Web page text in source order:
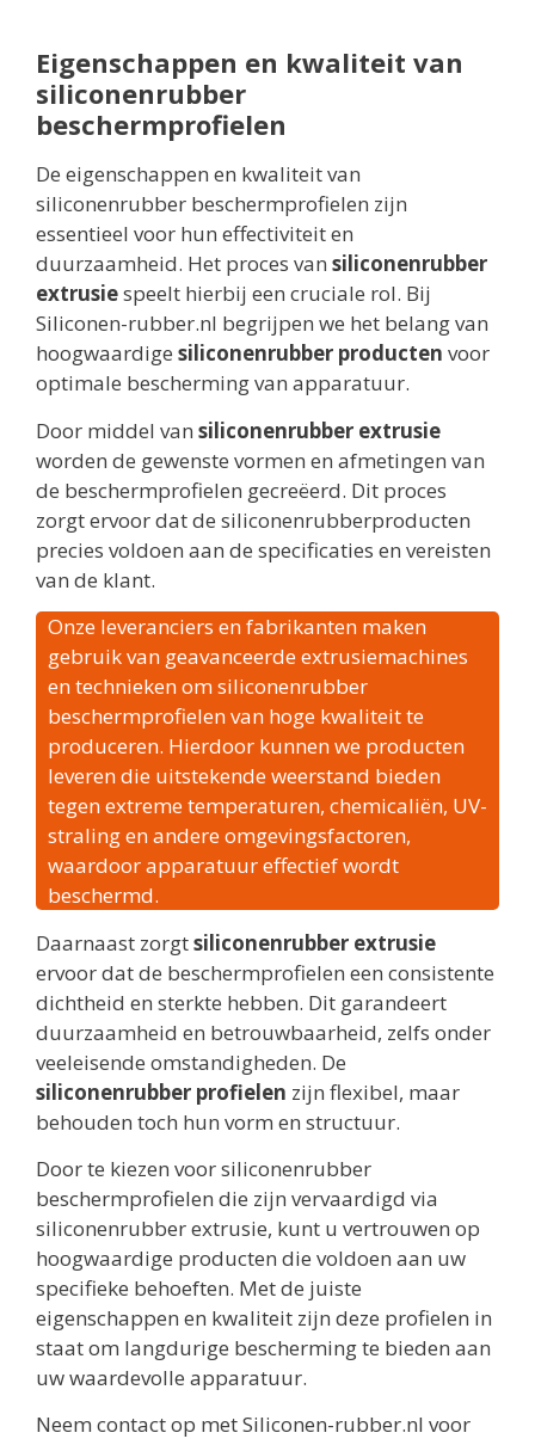
Eigenschappen en kwaliteit van
siliconenrubber
beschermprofielen
De eigenschappen en kwaliteit van
siliconenrubber beschermprofielen zijn
essentieel voor hun effectiviteit en
duurzaamheid. Het proces van siliconenrubber
extrusiespeelt hierbij een cruciale rol. Bij
Siliconen-rubber.nl begrijpen we het belang van
hoogwaardige siliconenrubber producten voor
optimale bescherming van apparatuur.
Door middel van siliconenrubber extrusie
worden de gewenste vormen en afmetingen van
de beschermprofielen gecreëerd. Dit proces
zorgt ervoor dat de siliconenrubberproducten
precies voldoen aan de specificaties en vereisten
van de klant.
Onze leveranciers en fabrikanten maken
gebruik van geavanceerde extrusiemachines
en technieken om siliconenrubber
beschermprofielen van hoge kwaliteit te
produceren. Hierdoor kunnen we producten
leveren die uitstekende weerstand bieden
tegen extreme temperaturen, chemicaliën, UV-
straling en andere omgevingsfactoren,
waardoor apparatuur effectief wordt
beschermd.
Daarnaast zorgtsiliconenrubber extrusie
ervoor dat de beschermprofielen een consistente
dichtheid en sterkte hebben. Dit garandeert
duurzaamheid en betrouwbaarheid, zelfs onder
veeleisende omstandigheden. De
siliconenrubber profielen zijn flexibel, maar
behouden toch hun vorm en structuur.
Door te kiezen voor siliconenrubber
beschermprofielen die zijn vervaardigd via
siliconenrubber extrusie, kunt u vertrouwen op
hoogwaardige producten die voldoen aan uw
specifieke behoeften. Met de juiste
eigenschappen en kwaliteit zijn deze profielen in
staat om langdurige bescherming te bieden aan
uw waardevolle apparatuur.
Neem contact op met Siliconen-rubber.nl voor